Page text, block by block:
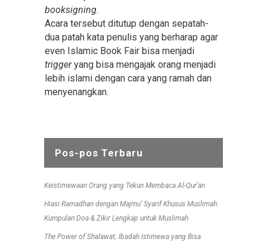
booksigning.
Acara tersebut ditutup dengan sepatah-
dua patah kata penulis yang berharap agar
even Islamic Book Fair bisa menjadi
triggeryang bisa mengajak orang menjadi
lebih islami dengan cara yang ramah dan
menyenangkan.
Pos-pos Terbaru
Keistimewaan Orang yang Tekun Membaca Al-Qur’an
Hiasi Ramadhan dengan Majmu’ Syarif Khusus Muslimah:
Kumpulan Doa & Zikir Lengkap untuk Muslimah
The Power of Shalawat; Ibadah Istimewa yang Bisa